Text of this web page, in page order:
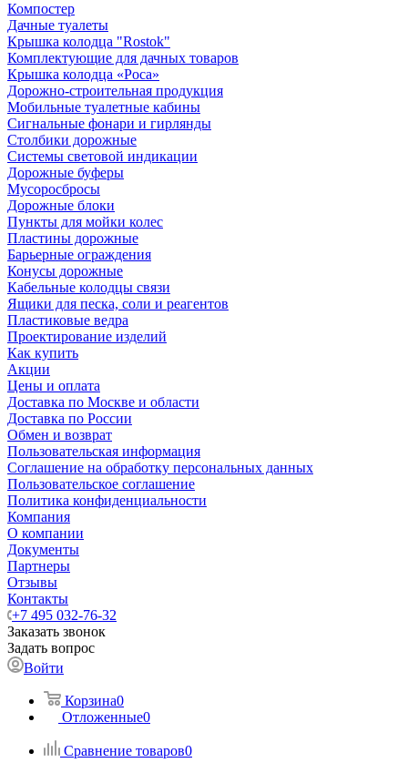
Компостер
Дачные туалеты
Крышка колодца "Rostok"
Комплектующие для дачных товаров
Крышка колодца «Роса»
Дорожно-строительная продукция
Мобильные туалетные кабины
Сигнальные фонари и гирлянды
Столбики дорожные
Системы световой индикации
Дорожные буферы
Мусоросбросы
Дорожные блоки
Пункты для мойки колес
Пластины дорожные
Барьерные ограждения
Конусы дорожные
Кабельные колодцы связи
Ящики для песка, соли и реагентов
Пластиковые ведра
Проектирование изделий
Как купить
Акции
Цены и оплата
Доставка по Москве и области
Доставка по России
Обмен и возврат
Пользовательская информация
Соглашение на обработку персональных данных
Пользовательское соглашение
Политика конфиденциальности
Компания
О компании
Документы
Партнеры
Отзывы
Контакты
+7 495 032-76-32
Заказать звонок
Задать вопрос
Войти
Корзина0
Отложенные0
Сравнение товаров0